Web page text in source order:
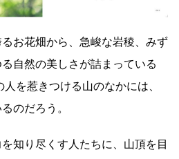
お花畑から、急峻な岩稜、みず
自然の美しさが詰まっている
人を惹きつける山のなかには、
のだろう。
知り尽くす人たちに、山頂を目